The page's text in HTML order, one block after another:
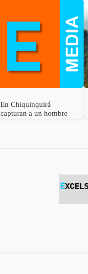
En Chiquinquirá
capturan a un hombre